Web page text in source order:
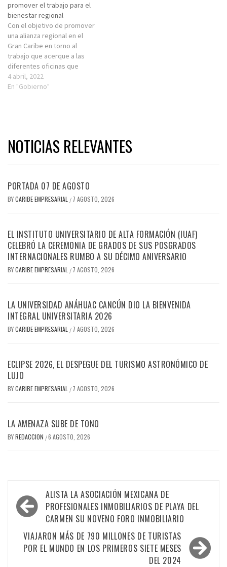
promover el trabajo para el
bienestar regional
Con el objetivo de promover
una alianza regional en el
Gran Caribe en torno al
trabajo que acerque a las
diferentes oficinas que
buscan el bienestar de la
región, la Asociación de
4 abril, 2022
En "Gobierno"
NOTICIAS RELEVANTES
PORTADA 07 DE AGOSTO
BYCARIBE EMPRESARIAL / 7 AGOSTO, 2026
EL INSTITUTO UNIVERSITARIO DE ALTA FORMACIÓN (IUAF)
CELEBRÓ LA CEREMONIA DE GRADOS DE SUS POSGRADOS
INTERNACIONALES RUMBO A SU DÉCIMO ANIVERSARIO
BYCARIBE EMPRESARIAL / 7 AGOSTO, 2026
LA UNIVERSIDAD ANÁHUAC CANCÚN DIO LA BIENVENIDA
INTEGRAL UNIVERSITARIA 2026
BYCARIBE EMPRESARIAL / 7 AGOSTO, 2026
ECLIPSE 2026, EL DESPEGUE DEL TURISMO ASTRONÓMICO DE
LUJO
BYCARIBE EMPRESARIAL / 7 AGOSTO, 2026
LA AMENAZA SUBE DE TONO
BYREDACCION /6 AGOSTO, 2026
Navegación
de
entradas
ALISTA LA ASOCIACIÓN MEXICANA DE
PROFESIONALES INMOBILIARIOS DE PLAYA DEL
CARMEN SU NOVENO FORO INMOBILIARIO
VIAJARON MÁS DE 790 MILLONES DE TURISTAS
POR EL MUNDO EN LOS PRIMEROS SIETE MESES
DEL 2024